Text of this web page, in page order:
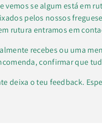
vemos se algum está em
pelos nossos
rutura entramos em
recebes ou uma
confirmar que
deixa o teu feedback.